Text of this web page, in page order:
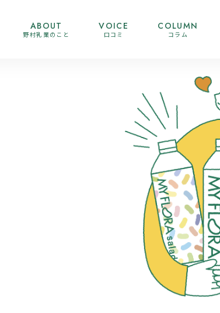
ABOUT
野村乳業のこと
VOICE
口コミ
COLUMN
コラム